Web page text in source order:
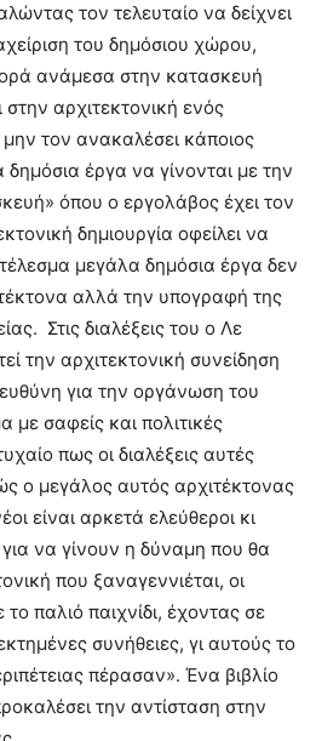
τον τελευταίο να δείχνει
του δημόσιου χώρου,
ανάμεσα στην κατασκευή
αρχιτεκτονική ενός
τον ανακαλέσει κάποιος
έργα να γίνονται με την
όπου ο εργολάβος έχει τον
δημιουργία οφείλει να
μεγάλα δημόσια έργα δεν
αλλά την υπογραφή της
Στις διαλέξεις του ο Λε
την αρχιτεκτονική συνείδηση
για την οργάνωση του
με σαφείς και πολιτικές
πως οι διαλέξεις αυτές
ο μεγάλος αυτός αρχιτέκτονας
είναι αρκετά ελεύθεροι κι
να γίνουν η δύναμη που θα
που ξαναγεννιέται, οι
το παλιό παιχνίδι, έχοντας σε
συνήθειες, γι αυτούς το
πέρασαν». Ένα βιβλίο
την αντίσταση στην